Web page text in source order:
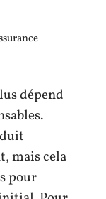
dépend
mais cela
pour